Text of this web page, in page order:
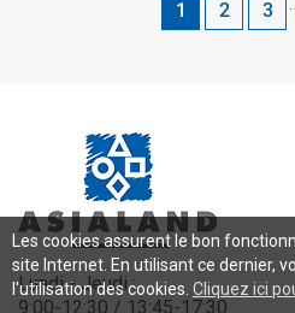
1 2 3
Lundi - Jeudi :
9:00-12:30 / 13:45-17:30
Les cookies assurent le bon
site Internet. En utilisant ce dernier,
l'utilisation des cookies. Cliquez ici